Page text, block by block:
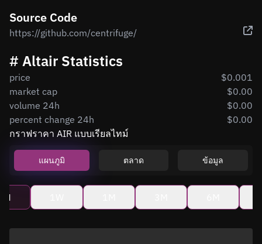
Source Code
https://github.com/centrifuge/
# Altair Statistics
price
$0.001
market cap
$0.00
volume 24h
$0.00
percent change 24h
$0.00
กราฟราคา AIR แบบเรียลไทม์
แผนภูมิ ตลาด ข้อมูล